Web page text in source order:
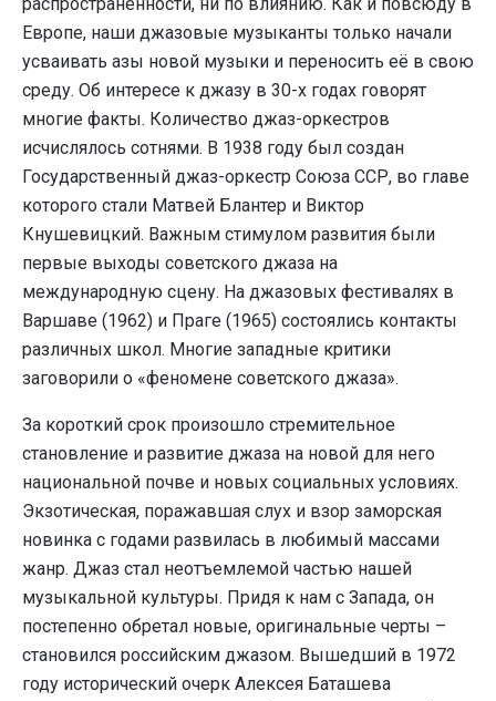
распространенности, ни по влиянию. Как и повсюду в
Европе, наши джазовые музыканты только начали
усваивать азы новой музыки и переносить её в свою
среду. Об интересе к джазу в 30-х годах говорят
многие факты. Количество джаз-оркестров
исчислялось сотнями. В 1938 году был создан
Государственный джаз-оркестр Союза ССР, во главе
которого стали Матвей Блантер и Виктор
Кнушевицкий. Важным стимулом развития были
первые выходы советского джаза на
международную сцену. На джазовых фестивалях в
Варшаве (1962) и Праге (1965) состоялись контакты
различных школ. Многие западные критики
заговорили о «феномене советского джаза».
За короткий срок произошло стремительное
становление и развитие джаза на новой для него
национальной почве и новых социальных условиях.
Экзотическая, поражавшая слух и взор заморская
новинка с годами развилась в любимый массами
жанр. Джаз стал неотъемлемой частью нашей
музыкальной культуры. Придя к нам с Запада, он
постепенно обретал новые, оригинальные черты –
становился российским джазом. Вышедший в 1972
году исторический очерк Алексея Баташева